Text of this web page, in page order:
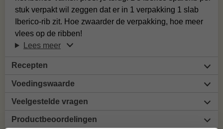
stuk verpakt wil zeggen dat er in 1 verpakking 1 slab
Iberico-rib zit. Hoe zwaarder de verpakking, hoe meer
vlees op de ribben!
Lees meer
Recepten
Voedingswaarde
Veelgestelde vragen
Productbeoordelingen